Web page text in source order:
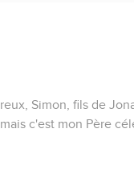
Simon, fils de
c'est mon Père